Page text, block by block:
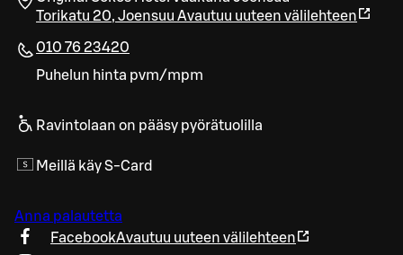
Torikatu 20, Joensuu Avautuu uuteen välilehteen
010 76 23420
Puhelun hinta pvm/mpm
Ravintolaan on pääsy pyörätuolilla
Meillä käy S-Card
Anna palautetta
FacebookAvautuu uuteen välilehteen